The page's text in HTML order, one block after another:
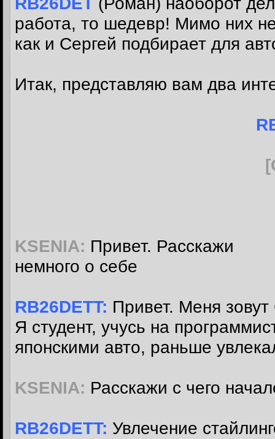
работа, то шедевр! Мимо них
как и Сергей подбирает для
Итак, представляю вам два
KSENIA: Привет. Расскажи
немного о себе
RB26DETT: Привет. Меня
Я студент, учусь на
японскими авто, раньше
KSENIA: Расскажи с чего
RB26DETT: Увлечение